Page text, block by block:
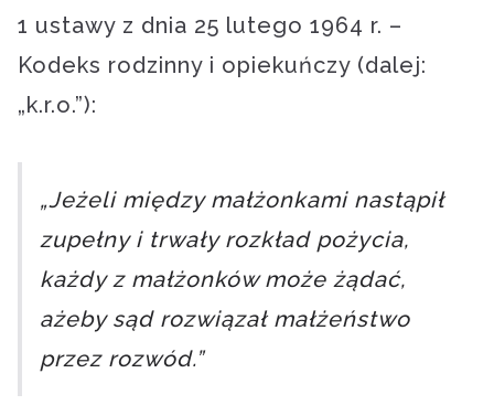
1 ustawy z dnia 25 lutego 1964 r. –
Kodeks rodzinny i opiekuńczy (dalej:
„k.r.o.”):
„Jeżeli między małżonkami nastąpił
zupełny i trwały rozkład pożycia,
każdy z małżonków może żądać,
ażeby sąd rozwiązał małżeństwo
przez rozwód.”